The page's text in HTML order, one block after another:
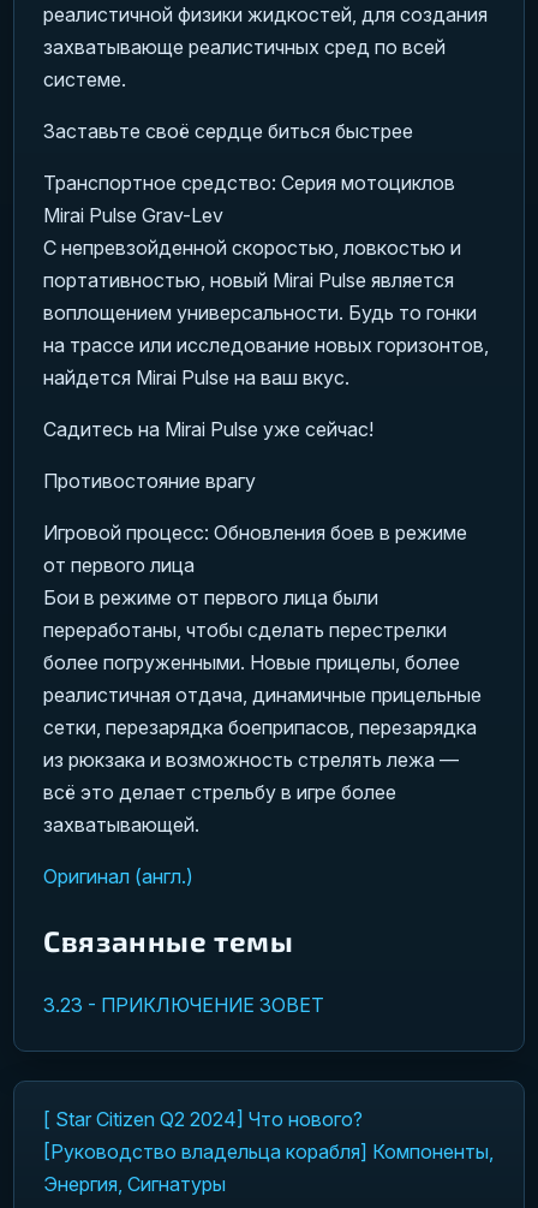
реалистичной физики жидкостей, для создания
захватывающе реалистичных сред по всей
системе.
Заставьте своё сердце биться быстрее
Транспортное средство: Серия мотоциклов
Mirai Pulse Grav-Lev
С непревзойденной скоростью, ловкостью и
портативностью, новый Mirai Pulse является
воплощением универсальности. Будь то гонки
на трассе или исследование новых горизонтов,
найдется Mirai Pulse на ваш вкус.
Садитесь на Mirai Pulse уже сейчас!
Противостояние врагу
Игровой процесс: Обновления боев в режиме
от первого лица
Бои в режиме от первого лица были
переработаны, чтобы сделать перестрелки
более погруженными. Новые прицелы, более
реалистичная отдача, динамичные прицельные
сетки, перезарядка боеприпасов, перезарядка
из рюкзака и возможность стрелять лежа —
всё это делает стрельбу в игре более
захватывающей.
Оригинал (англ.)
Связанные темы
3.23 - ПРИКЛЮЧЕНИЕ ЗОВЕТ
Навигация по записям
[ Star Citizen Q2 2024] Что нового?
[Руководство владельца корабля] Компоненты,
Энергия, Сигнатуры